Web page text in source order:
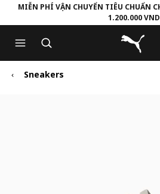
to
Main
content
to
Footer
Content
MIỄN PHÍ VẬN CHUYỂN TIÊU CHUẨN
1.200.000 VND
Puma
Sneakers